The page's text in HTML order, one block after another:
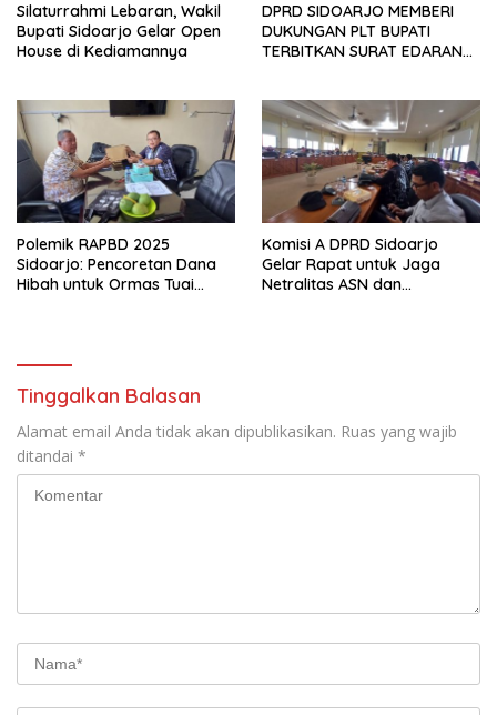
Silaturrahmi Lebaran, Wakil
Bupati Sidoarjo Gelar Open
House di Kediamannya
DPRD SIDOARJO MEMBERI
DUKUNGAN PLT BUPATI
TERBITKAN SURAT EDARAN
TK, PAUD, SD, SMP/MTS
KELUAR KOTA
Polemik RAPBD 2025
Sidoarjo: Pencoretan Dana
Hibah untuk Ormas Tuai
Komisi A DPRD Sidoarjo
Gelar Rapat untuk Jaga
Netralitas ASN dan
Tinggalkan Balasan
Alamat email Anda tidak akan dipublikasikan. Ruas yang wajib
ditandai *